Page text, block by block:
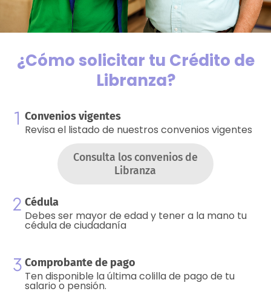
¿Cómo solicitar tu Crédito de
Libranza?
Convenios vigentes
Revisa el listado de nuestros convenios vigentes
Consulta los convenios de
Libranza
Cédula
Debes ser mayor de edad y tener a la mano tu
cédula de ciudadanía
Comprobante de pago
Ten disponible la última colilla de pago de tu
salario o pensión.